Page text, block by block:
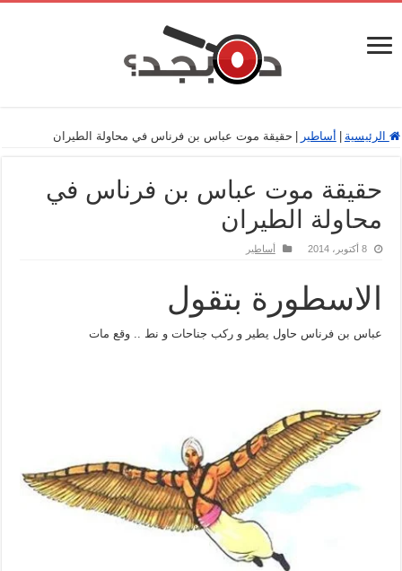
الرئيسية أساطير حقيقة موت عباس بن فرناس في محاولة الطيران
حقيقة موت عباس بن فرناس في
محاولة الطيران
8 أكتوبر، 2014 أساطير
الاسطورة بتقول
عباس بن فرناس حاول يطير و ركب جناحات و نط .. وقع مات